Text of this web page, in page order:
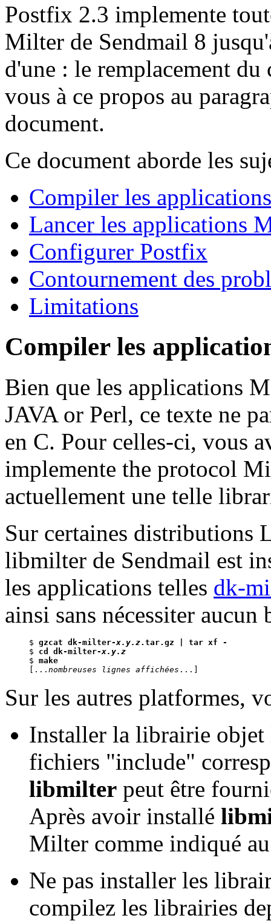
Postfix 2.3 implemente
Milter de Sendmail 8
d'une : le remplacement du
vous à ce propos au
document.
Ce document aborde les
Compiler les
Lancer les applications
Configurer Postfix
Contournement des
Limitations
Compiler les
Bien que les applications
JAVA or Perl, ce texte ne
en C. Pour celles-ci, vous
implemente the protocol
actuellement une telle
Sur certaines
libmilter de Sendmail est
les applications telles dk-
ainsi sans nécessiter aucun
$ gzcat dk-milter-x.y.z.tar.gz | tar xf -
$ cd dk-milter-x.y.z
$ make
[... nombreuses lignes affichées
Sur les autres platformes,
Installer la librairie objet
fichiers "include"
libmilter peut être
Après avoir installé
Milter comme indiqué
Ne pas installer les
compilez les librairies